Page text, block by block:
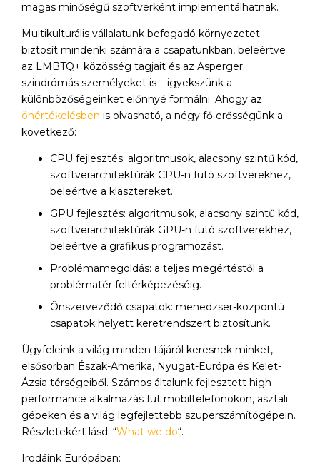
magas minőségű szoftverként implementálhatnak.
Multikulturális vállalatunk befogadó környezetet
biztosít mindenki számára a csapatunkban, beleértve
az LMBTQ+ közösség tagjait és az Asperger
szindrómás személyeket is – igyekszünk a
különbözőségeinket előnnyé formálni. Ahogy az
önértékelésben is olvasható, a négy fő erősségünk a
következő:
CPU fejlesztés: algoritmusok, alacsony szintű kód,
szoftverarchitektúrák CPU-n futó szoftverekhez,
beleértve a klasztereket.
GPU fejlesztés: algoritmusok, alacsony szintű kód,
szoftverarchitektúrák GPU-n futó szoftverekhez,
beleértve a grafikus programozást.
Problémamegoldás: a teljes megértéstől a
problématér feltérképezéséig.
Önszerveződő csapatok: menedzser-központú
csapatok helyett keretrendszert biztosítunk.
Ügyfeleink a világ minden tájáról keresnek minket,
elsősorban Észak-Amerika, Nyugat-Európa és Kelet-
Ázsia térségeiből. Számos általunk fejlesztett high-
performance alkalmazás fut mobiltelefonokon, asztali
gépeken és a világ legfejlettebb szuperszámítógépein.
Részletekért lásd: “What we do“.
Irodáink Európában: